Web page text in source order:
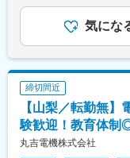
・当社の営業は
車、スマホ、半
す。
・業界トップク
が通りやすい」
■働き方：
・残業時間：平均
・出張：月1～2
カーへ訪問
【営業の流れ】
・既存取引のあ
・製造完了後、顧
※別途仕入先企業
※ノルマはありま
【顧客】
山梨の大手装置
す。月給(月額)
気にな
締切間近
【山梨／転勤無
験歓迎！教育体制
丸吉電機株式会社